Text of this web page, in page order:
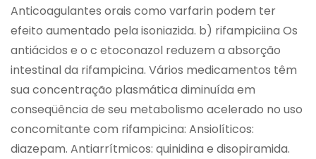
Anticoagulantes orais como varfarin podem ter
efeito aumentado pela isoniazida. b) rifampiciina Os
antiácidos e o c etoconazol reduzem a absorção
intestinal da rifampicina. Vários medicamentos têm
sua concentração plasmática diminuída em
conseqüência de seu metabolismo acelerado no uso
concomitante com rifampicina: Ansiolíticos:
diazepam. Antiarrítmicos: quinidina e disopiramida.